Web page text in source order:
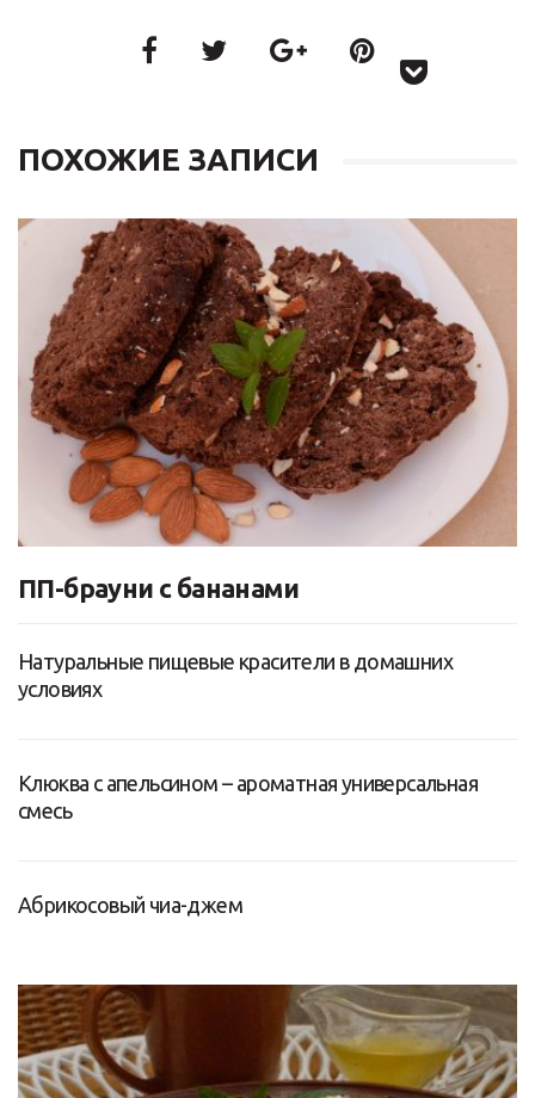
ПОХОЖИЕ ЗАПИСИ
ПП-брауни с бананами
Натуральные пищевые красители в домашних
условиях
Клюква с апельсином – ароматная универсальная
смесь
Абрикосовый чиа-джем